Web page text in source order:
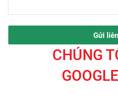
CHÚNG